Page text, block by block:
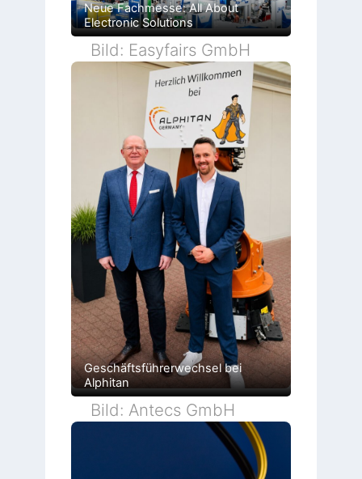
Neue Fachmesse: All About
Electronic Solutions
Bild: Easyfairs GmbH
Geschäftsführerwechsel bei
Alphitan
Bild: Antecs GmbH